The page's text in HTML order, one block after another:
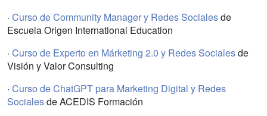
· Curso de Community Manager y Redes Socialesde
Escuela Origen International Education
· Curso de Experto en Márketing 2.0 y Redes Socialesde
Visión y Valor Consulting
· Curso de ChatGPT para Marketing Digital y Redes
Socialesde ACEDIS Formación